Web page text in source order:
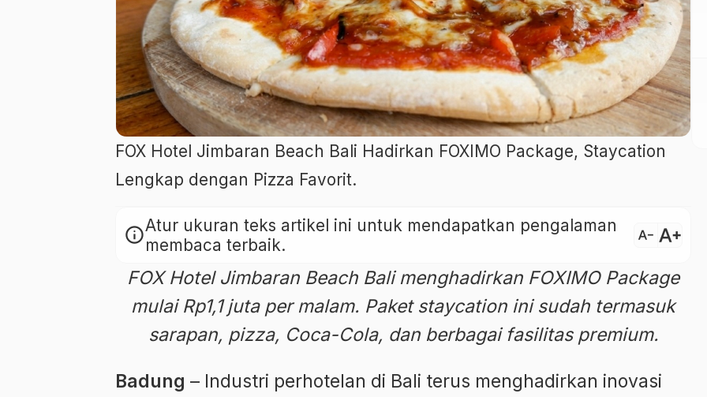
FOX Hotel Jimbaran Beach Bali Hadirkan FOXIMO Package, Staycation
Lengkap dengan Pizza Favorit.
infoAtur ukuran teks artikel ini untuk mendapatkan pengalaman
membaca terbaik.
text_decrease text_increase
FOX Hotel Jimbaran Beach Bali menghadirkan FOXIMO Package
mulai Rp1,1 juta per malam. Paket staycation ini sudah termasuk
sarapan, pizza, Coca-Cola, dan berbagai fasilitas premium.
Badung – Industri perhotelan di Bali terus menghadirkan inovasi